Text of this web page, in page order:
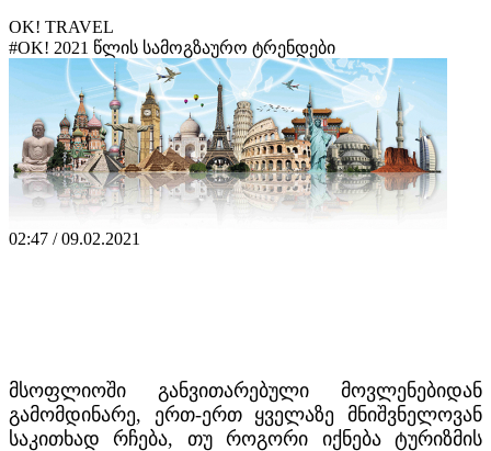
OK! TRAVEL
#OK! 2021 წლის სამოგზაურო ტრენდები
02:47 / 09.02.2021
მსოფლიოში განვითარებული მოვლენებიდან
გამომდინარე, ერთ-ერთ ყველაზე მნიშვნელოვან
საკითხად რჩება, თუ როგორი იქნება ტურიზმის